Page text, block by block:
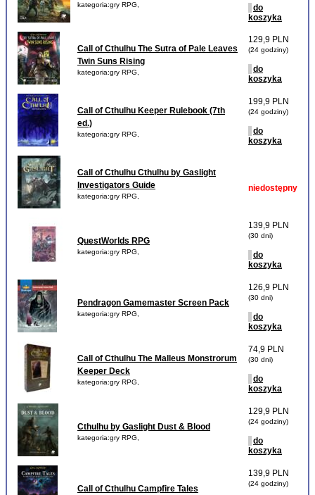
kategoria:gry RPG,
do
koszyka
Call of Cthulhu The Sutra of Pale Leaves
Twin Suns Rising
kategoria:gry RPG,
129,9 PLN
(24 godziny)
do
koszyka
Call of Cthulhu Keeper Rulebook (7th
ed.)
kategoria:gry RPG,
199,9 PLN
(24 godziny)
do
koszyka
Call of Cthulhu Cthulhu by Gaslight
Investigators Guide
kategoria:gry RPG,
niedostępny
QuestWorlds RPG
kategoria:gry RPG,
139,9 PLN
(30 dni)
do
koszyka
Pendragon Gamemaster Screen Pack
kategoria:gry RPG,
126,9 PLN
(30 dni)
do
koszyka
Call of Cthulhu The Malleus Monstrorum
Keeper Deck
kategoria:gry RPG,
74,9 PLN
(30 dni)
do
koszyka
Cthulhu by Gaslight Dust & Blood
kategoria:gry RPG,
129,9 PLN
(24 godziny)
do
koszyka
Call of Cthulhu Campfire Tales
139,9 PLN
(24 godziny)